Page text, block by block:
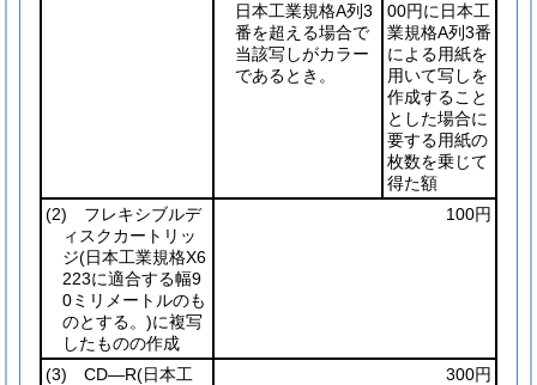
日本工業規格A列3
番を超える場合で
当該写しがカラー
であるとき。
00円に日本工
業規格A列3番
による用紙を
用いて写しを
作成すること
とした場合に
要する用紙の
枚数を乗じて
得た額
(2) フレキシブルデ
ィスクカートリッ
ジ(日本工業規格X6
223に適合する幅9
0ミリメートルのも
のとする。)に複写
したものの作成
100円
(3) CD―R(日本工
300円